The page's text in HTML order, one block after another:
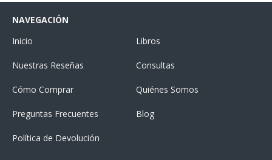
NAVEGACIÓN
Inicio
Libros
Nuestras Reseñas Consultas
Cómo Comprar Quiénes Somos
Preguntas Frecuentes Blog
Política de Devolución